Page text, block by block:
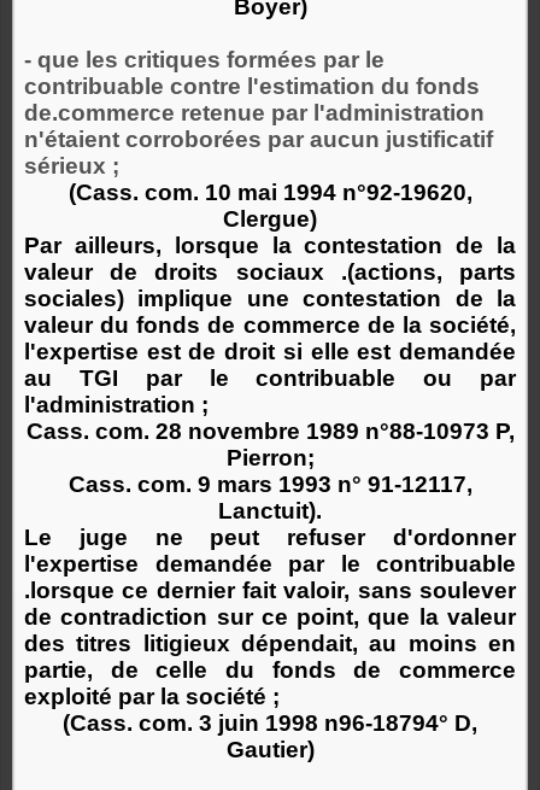
Boyer)
- que les critiques formées par le
contribuable contre l'estimation du fonds
de.commerce retenue par l'administration
n'étaient corroborées par aucun justificatif
sérieux ;
(Cass. com. 10 mai 1994 n°92-19620,
Clergue)
Par ailleurs, lorsque la contestation de la
valeur de droits sociaux .(actions, parts
sociales) implique une contestation de la
valeur du fonds de commerce de la société,
l'expertise est de droit si elle est demandée
au TGI par le contribuable ou par
l'administration ;
Cass. com. 28 novembre 1989 n°88-10973 P,
Pierron;
Cass. com. 9 mars 1993 n° 91-12117,
Lanctuit).
Le juge ne peut refuser d'ordonner
l'expertise demandée par le contribuable
.lorsque ce dernier fait valoir, sans soulever
de contradiction sur ce point, que la valeur
des titres litigieux dépendait, au moins en
partie, de celle du fonds de commerce
exploité par la société ;
(Cass. com. 3 juin 1998 n96-18794° D,
Gautier)